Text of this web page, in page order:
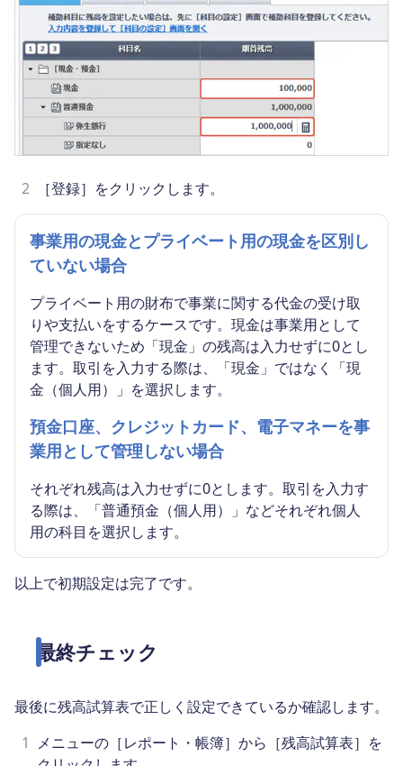
2 ［登録］をクリックします。
事業用の現金とプライベート用の現金を区別し
ていない場合
プライベート用の財布で事業に関する代金の受け取
りや支払いをするケースです。現金は事業用として
管理できないため「現金」の残高は入力せずに0とし
ます。取引を入力する際は、「現金」ではなく「現
金（個人用）」を選択します。
預金口座、クレジットカード、電子マネーを事
業用として管理しない場合
それぞれ残高は入力せずに0とします。取引を入力す
る際は、「普通預金（個人用）」などそれぞれ個人
用の科目を選択します。
以上で初期設定は完了です。
最終チェック
最後に残高試算表で正しく設定できているか確認します。
1 メニューの［レポート・帳簿］から［残高試算表］を